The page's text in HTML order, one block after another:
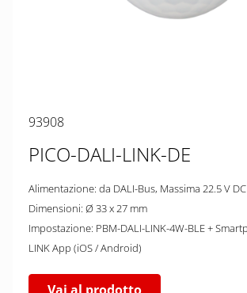
93908
PICO-DALI-LINK-DE
Alimentazione: da DALI-Bus, Massima 22.5 V DC
Dimensioni: Ø 33 x 27 mm
Impostazione: PBM-DALI-LINK-4W-BLE + Smartphones con DALI-
LINK App (iOS / Android)